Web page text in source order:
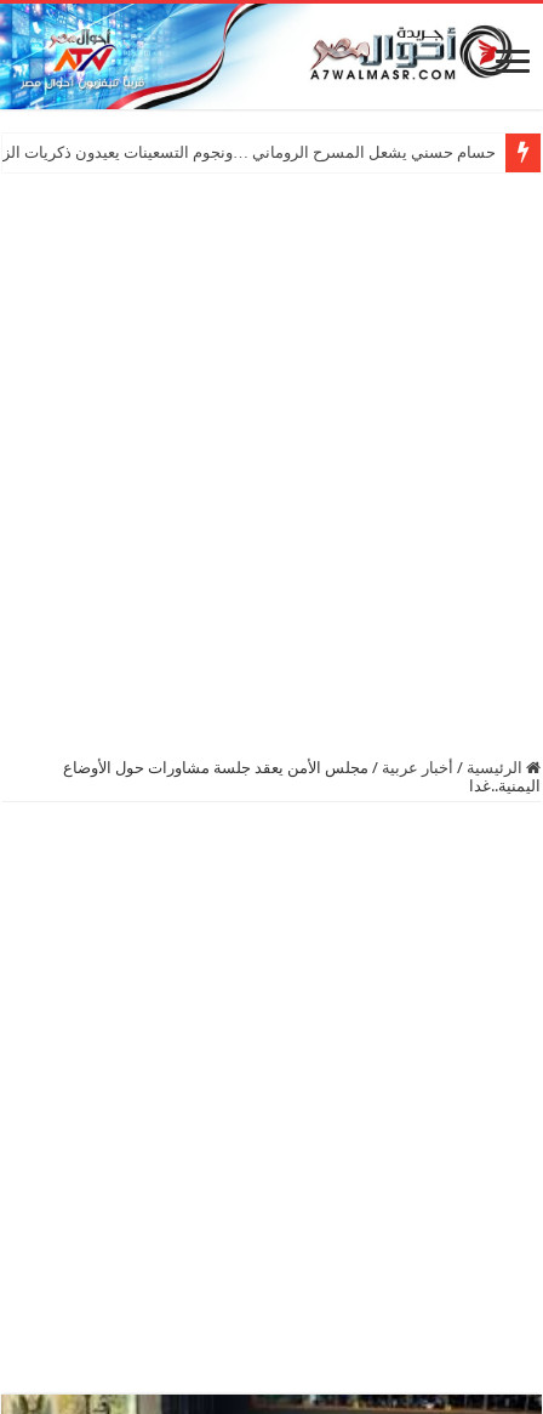
حسام حسني يشعل المسرح الروماني …ونجوم التسعينات يعيدون ذكريات
الرئيسية / أخبار عربية / مجلس الأمن يعقد جلسة مشاورات حول الأوضاع
اليمنية..غدا